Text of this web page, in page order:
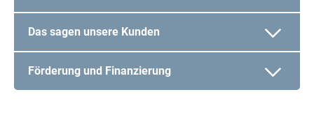
Das sagen unsere Kunden
Förderung und Finanzierung